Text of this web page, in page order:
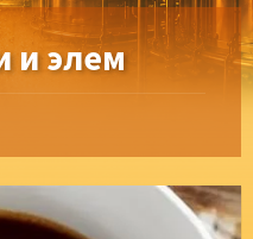
и элем